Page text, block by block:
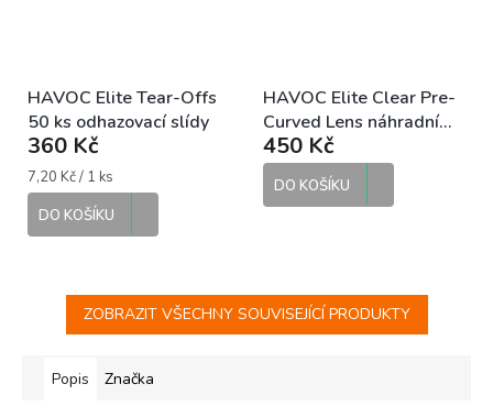
HAVOC Elite Tear-Offs
50 ks odhazovací slídy
360 Kč
Měrná
cena:
7,20 Kč / 1 ks
DO KOŠÍKU
HAVOC Elite Clear Pre-
Curved Lens náhradní
zorník
450 Kč
DO KOŠÍKU
ZOBRAZIT VŠECHNY SOUVISEJÍCÍ PRODUKTY
Popis Značka